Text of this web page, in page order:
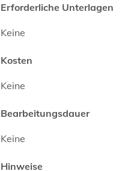
Erforderliche Unterlagen
Keine
Kosten
Keine
Bearbeitungsdauer
Keine
Hinweise